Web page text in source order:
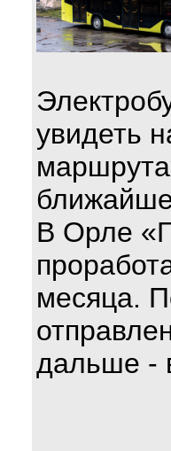
увидеть
В Орле
месяца.
дальше -